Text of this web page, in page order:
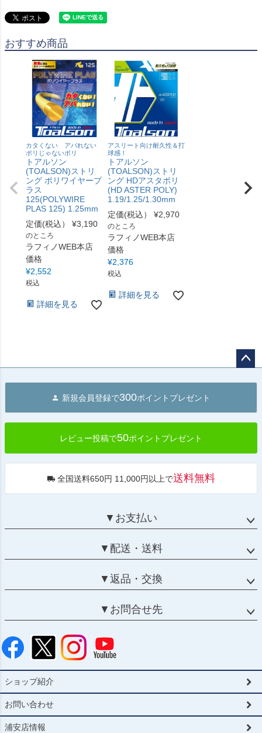
おすすめ商品
カタくない アバれない
ポリじゃないポリ
トアルソン
(TOALSON)ストリ
ング ポリワイヤープ
ラス
125(POLYWIRE
PLAS 125) 1.25mm
定価(税込）
¥3,190
のところ
ラフィノWEB本店
価格
¥2,552
税込
詳細を見る
アスリート向け耐久性＆打
球感！
トアルソン
(TOALSON)ストリ
ング HDアスタポリ
(HD ASTER POLY)
1.19/1.25/1.30mm
定価(税込）
¥2,970
のところ
ラフィノWEB本店
価格
¥2,376
税込
詳細を見る
へ
新規会員登録で300ポイントプレゼント
レビュー投稿で50ポイントプレゼント
全国送料650円 11,000円以上で送料無料
▼お支払い
▼配送・送料
▼返品・交換
▼お問合せ先
ショップ紹介
お問い合わせ
浦安店情報